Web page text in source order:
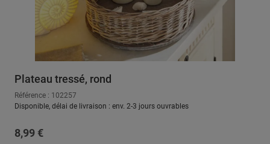
Plateau tressé, rond
Référence : 102257
Disponible, délai de livraison : env. 2-3 jours ouvrables
Prix régulier :
8,99 €